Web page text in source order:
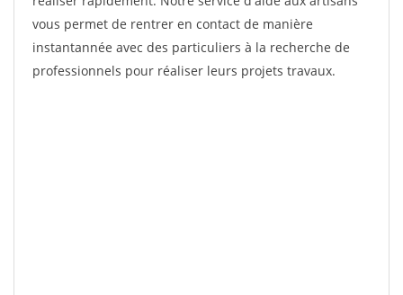
vous permet de rentrer en contact de manière
instantannée avec des particuliers à la recherche de
professionnels pour réaliser leurs projets travaux.